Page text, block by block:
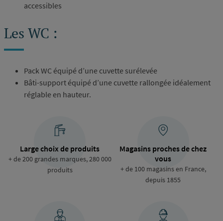
accessibles
Les WC :
Pack WC équipé d’une cuvette surélevée
Bâti-support équipé d’une cuvette rallongée idéalement
réglable en hauteur.
Large choix de produits
+ de 200 grandes marques, 280 000
produits
Magasins proches de chez
vous
+ de 100 magasins en France,
depuis 1855